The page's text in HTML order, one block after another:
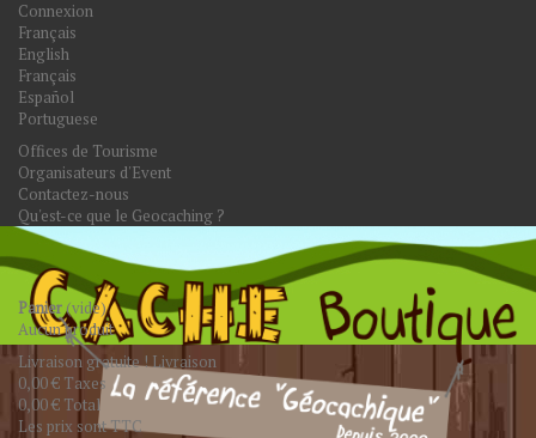
Connexion
Français
English
Français
Español
Portuguese
Offices de Tourisme
Organisateurs d'Event
Contactez-nous
Qu'est-ce que le Geocaching ?
Panier(vide)
Aucun produit
Livraison gratuite !Livraison
0,00 € Taxes
0,00 € Total
Les prix sont TTC